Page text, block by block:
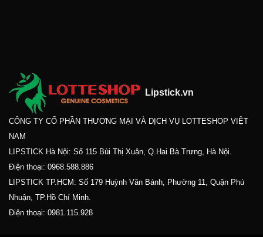
Lipstick.vn
CÔNG TY CỔ PHẦN THƯƠNG MẠI VÀ DỊCH VỤ LOTTESHOP VIỆT
NAM
LIPSTICK Hà Nội: Số 115 Bùi Thị Xuân, Q.Hai Bà Trưng, Hà Nội.
Điện thoại: 0968.588.886
LIPSTICK TP.HCM: Số 179 Huỳnh Văn Bánh, Phường 11, Quận Phú
Nhuận, TP.Hồ Chí Minh.
Điện thoại: 0981.115.928